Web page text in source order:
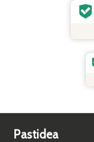
Pastidea